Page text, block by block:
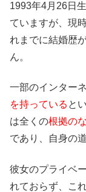
1993年4月26日
ていますが、現
れまでに結婚歴
ん。
一部のインター
を持っている と
は全くの根拠の
であり、自身の
彼女のプライベ
れておらず、こ